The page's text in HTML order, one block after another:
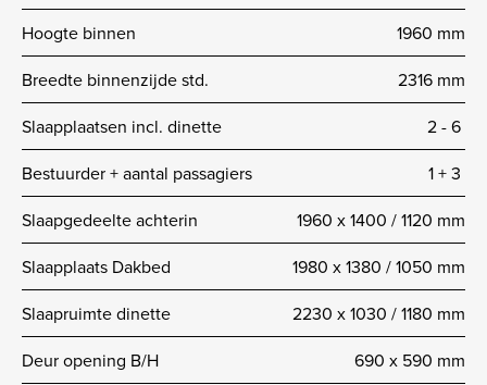
Hoogte binnen
1960 mm
Breedte binnenzijde std.
2316 mm
Slaapplaatsen incl. dinette
2 -­ 6
Bestuurder + aantal passagiers
1 + 3
Slaapgedeelte achterin
1960 x 1400 / 1120 mm
Slaapplaats Dakbed
1980 x 1380 / 1050 mm
Slaapruimte dinette
2230 x 1030 / 1180 mm
Deur opening B/H
690 x 590 mm